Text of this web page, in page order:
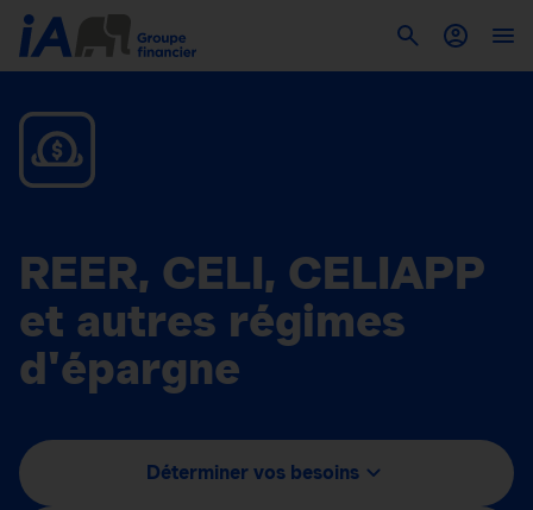
REER, CELI, CELIAPP
et autres régimes
d'épargne
Déterminer vos besoins